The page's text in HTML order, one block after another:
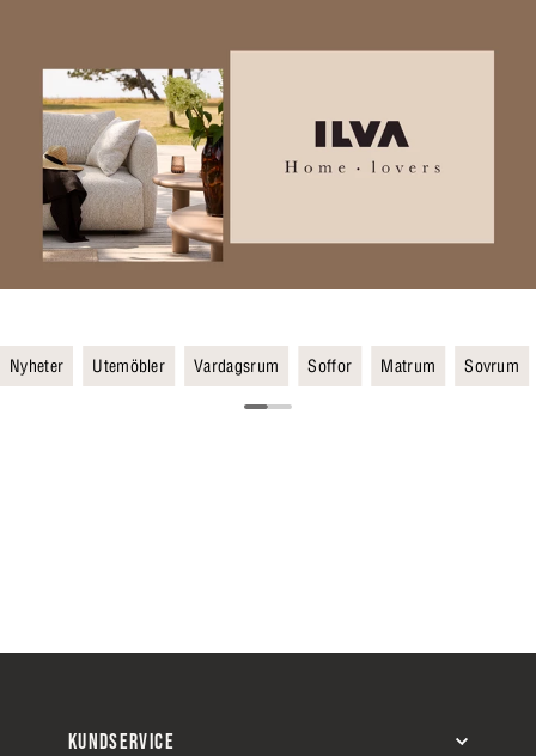
Nyheter Utemöbler Vardagsrum Soffor Matrum Sovrum
KUNDSERVICE